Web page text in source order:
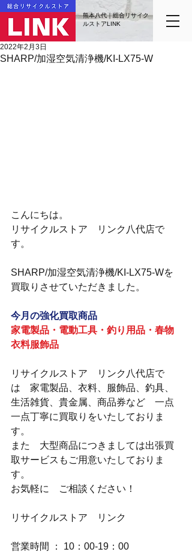
熊本八代｜総合リサイク
ルストアLINK
SHARP/加湿空気清浄機/KI-LX75-W
2022年2月3日
こんにちは。
リサイクルストア　リンク八代店で
す。
SHARP/加湿空気清浄機/KI-LX75-Wを
買取りさせていただきました。
今月の強化買取商品
家電製品・電動工具・釣り用品・春物
衣料服飾品
リサイクルストア　リンク八代店で
は　家電製品、衣料、服飾品、釣具、
生活雑貨、貴金属、商品券など　一点
一点丁寧に買取りをいたしておりま
す。
また　大型商品につきましては出張買
取サービスもご用意いたしておりま
す。
お気軽に　ご相談ください！
リサイクルストア　リンク
営業時間 ： 10：00-19：00